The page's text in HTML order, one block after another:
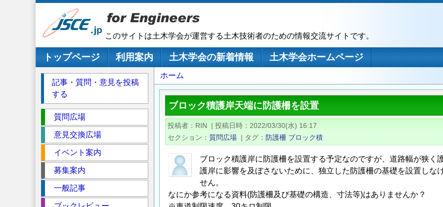
このサイトは土木学会が運営する土木技術者のための情報交流サイトです。
メインナビゲーション
トップページ 利用案内 土木学会の新着情報
土木学会ホームページ
パ
ン
く
ず
ホーム
ブロック積護岸天端に防護柵を設置
投稿者 RIN | 投稿日時
2022/03/30(水) 16:17
セクション
質問広場 | タグ 防護柵 ブロック積
ブロック積護岸に防護柵を設置する予定なのですが、道路幅が狭く
護岸に影響を及ぼさないために、独立した防護柵の基礎を設置しな
せん。
なにか参考になる資料(防護柵及び基礎の構造、寸法等)はありませんか？
記事・質問・意見を投稿
する
ク
シ
質問広場
意見交換広場
イベント案内
募集案内
一般記事